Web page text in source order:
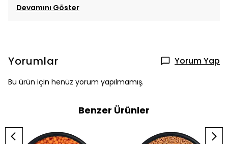
Devamını Göster
Yorumlar Yorum Yap
Bu ürün için henüz yorum yapılmamış.
Benzer Ürünler